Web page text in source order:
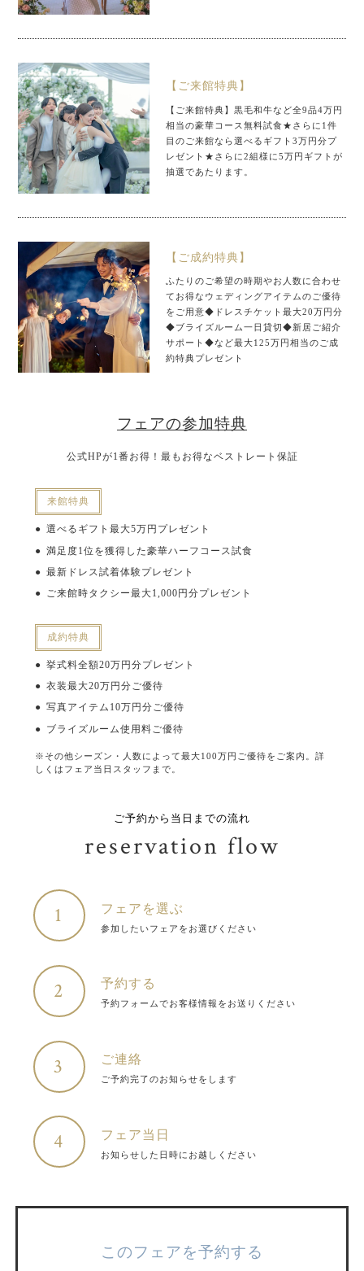
【ご来館特典】
【ご来館特典】黒毛和牛など全9品4万円
相当の豪華コース無料試食★さらに1件
目のご来館なら選べるギフト3万円分プ
レゼント★さらに2組様に5万円ギフトが
抽選であたります。
【ご成約特典】
ふたりのご希望の時期やお人数に合わせ
てお得なウェディングアイテムのご優待
をご用意◆ドレスチケット最大20万円分
◆ブライズルーム一日貸切◆新居ご紹介
サポート◆など最大125万円相当のご成
約特典プレゼント
フェアの参加特典
公式HPが1番お得！最もお得なベストレート保証
来館特典
選べるギフト最大5万円プレゼント
満足度1位を獲得した豪華ハーフコース試食
最新ドレス試着体験プレゼント
ご来館時タクシー最大1,000円分プレゼント
成約特典
挙式料全額20万円分プレゼント
衣装最大20万円分ご優待
写真アイテム10万円分ご優待
ブライズルーム使用料ご優待
※その他シーズン・人数によって最大100万円ご優待をご案内。詳
しくはフェア当日スタッフまで。
ご予約から当日までの流れ
reservation flow
1 フェアを選ぶ
参加したいフェアをお選びください
2 予約する
予約フォームでお客様情報をお送りください
3 ご連絡
ご予約完了のお知らせをします
4 フェア当日
お知らせした日時にお越しください
このフェアを予約する